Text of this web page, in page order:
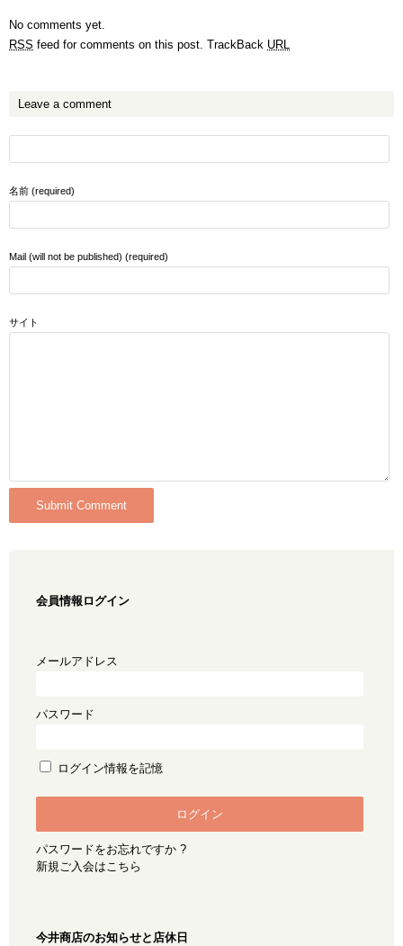
No comments yet.
RSS feed for comments on this post. TrackBack URL
Leave a comment
名前 (required)
Mail (will not be published) (required)
サイト
会員情報ログイン
メールアドレス
パスワード
ログイン情報を記憶
パスワードをお忘れですか ?
新規ご入会はこちら
今井商店のお知らせと店休日